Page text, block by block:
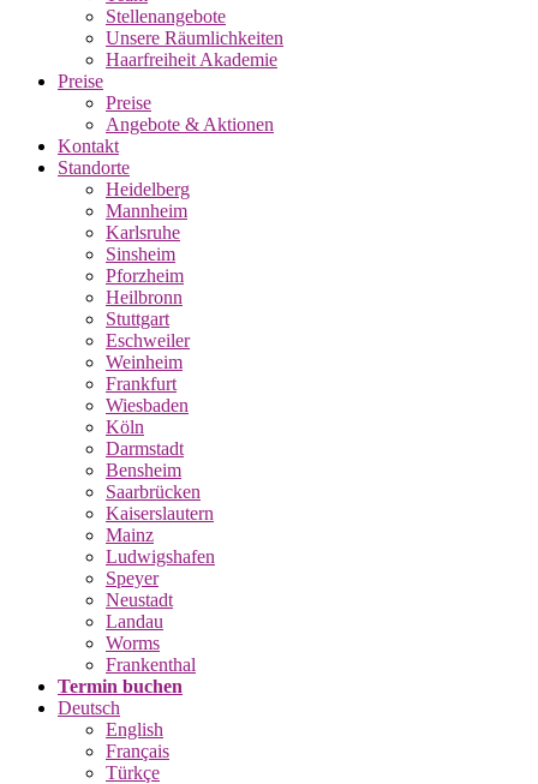
Stellenangebote
Unsere Räumlichkeiten
Haarfreiheit Akademie
Preise
Preise
Angebote & Aktionen
Kontakt
Standorte
Heidelberg
Mannheim
Karlsruhe
Sinsheim
Pforzheim
Heilbronn
Stuttgart
Eschweiler
Weinheim
Frankfurt
Wiesbaden
Köln
Darmstadt
Bensheim
Saarbrücken
Kaiserslautern
Mainz
Ludwigshafen
Speyer
Neustadt
Landau
Worms
Frankenthal
Termin buchen
Deutsch
English
Français
Türkçe